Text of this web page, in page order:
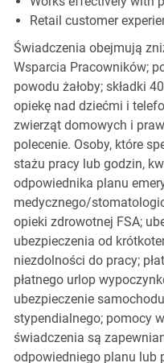
Retail customer
Świadczenia obejmują
Wsparcia Pracowników;
powodu żałoby; składki
opiekę nad dziećmi i
zwierząt domowych i
polecenie. Osoby, które
stażu pracy lub godzin,
odpowiednika planu
medycznego/
opieki zdrowotnej FSA;
ubezpieczenia od
niezdolności do pracy;
płatnego urlop
ubezpieczenie
stypendialnego; pomocy
świadczenia są
odpowiedniego planu lub